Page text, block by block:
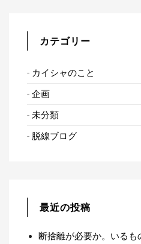
カテゴリー
カイシャのこと
企画
未分類
脱線ブログ
最近の投稿
断捨離が必要か。いる